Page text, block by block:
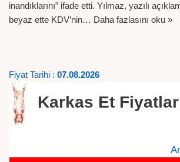
inandıklarını” ifade etti. Yılmaz, yazılı
beyaz ette KDV’nin… Daha fazlasını oku »
Fiyat Tarihi : 07.08.2026
Karkas Et